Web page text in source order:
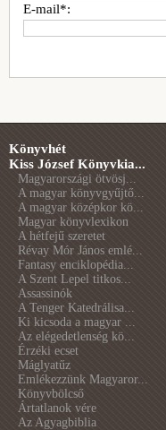
E-mail*:
Könyvhét
Kiss József Könyvkia...
Magyarországi ötvösj...
A magyar könyvgyűjtő...
A magyar középkor kö...
Magyar könyvlexikon
A hétfejű szeretet
Révay Mór János emlé...
Fantasy enciklopédia...
A Szent Lepel titkos...
Assassinók
A Tenger Katedrálisa...
Ki kicsoda a magyar ...
Az elégedetlenség kö...
Érzéki ecset
Máglyatűz
Emlékezzünk Magyaror...
Könyvbölcső
Ártatlanok vére
Az Agyagbiblia